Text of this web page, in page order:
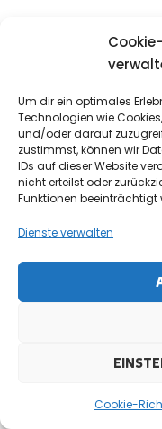
Um dir ein optimales
Technologien wie
und/oder darauf
zustimmst, können wir
IDs auf dieser Website
nicht erteilst oder
Funktionen beeinträchtigt
Dienste verwalten
Cookie-